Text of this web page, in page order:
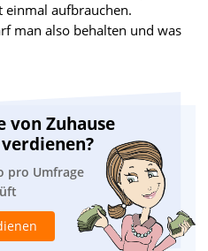
einmal aufbrauchen.
man also behalten und was
von Zuhause
pro Umfrage